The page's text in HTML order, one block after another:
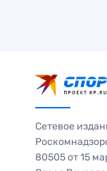
Сетевое
80505 от 15